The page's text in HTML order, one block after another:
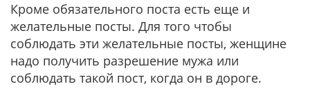
Кроме обязательного поста есть еще и
желательные посты. Для того чтобы
соблюдать эти желательные посты, женщине
надо получить разрешение мужа или
соблюдать такой пост, когда он в дороге.